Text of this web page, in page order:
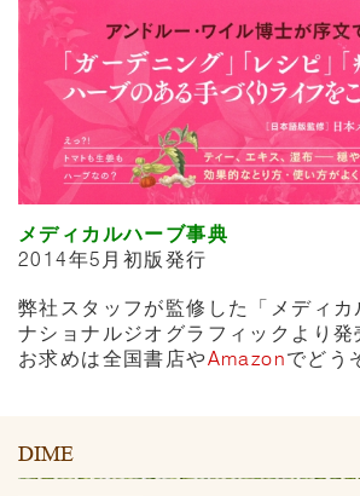
メディカルハーブ事典
2014年5月初版発行
弊社スタッフが監修した「メディ
ナショナルジオグラフィックより発
お求めは全国書店やAmazonでどう
DIME